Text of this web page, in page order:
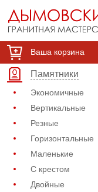
Ваша корзина
Памятники
Экономичные
Вертикальные
Резные
Горизонтальные
Маленькие
С крестом
Двойные